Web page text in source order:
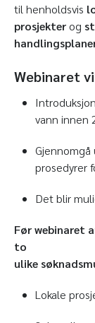
til henholdsvis
prosjekter og
Webinaret
vann innen
prosedyrer
Det blir
Før webinaret
to
ulike
Lokale